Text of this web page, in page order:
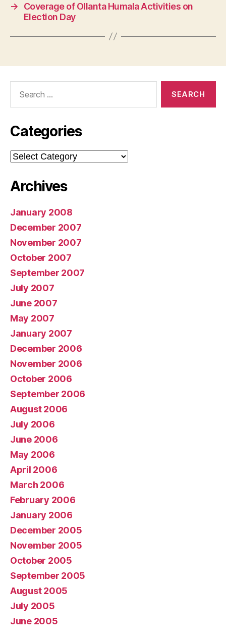
→
Coverage of Ollanta Humala Activities on
Election Day
Categories
Categories
Archives
January 2008
December 2007
November 2007
October 2007
September 2007
July 2007
June 2007
May 2007
January 2007
December 2006
November 2006
October 2006
September 2006
August 2006
July 2006
June 2006
May 2006
April 2006
March 2006
February 2006
January 2006
December 2005
November 2005
October 2005
September 2005
August 2005
July 2005
June 2005